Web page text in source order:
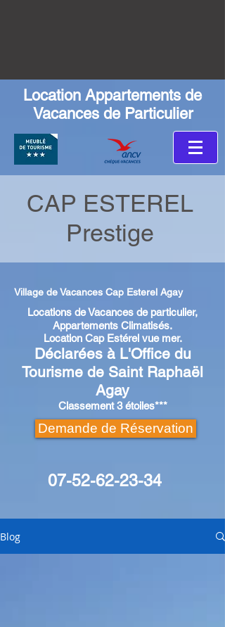
Location Appartements de
Vacances de Particulier
CAP ESTEREL
Prestige
Village de Vacances Cap Esterel Agay
Locations de Vacances de particulier,
Appartements Climatisés.
Location Cap Estérelvue mer.
Déclarées à L'Office du
Tourisme de Saint Raphaël
Agay
Classement 3 étoiles***
Demande de Réservation
07-52-62-23-34
Blog